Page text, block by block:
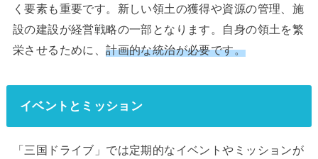
く要素も重要です。新しい領土の獲得や資源の管理、施
設の建設が経営戦略の一部となります。自身の領土を繁
栄させるために、計画的な統治が必要です。
イベントとミッション
「三国ドライブ」では定期的なイベントやミッションが